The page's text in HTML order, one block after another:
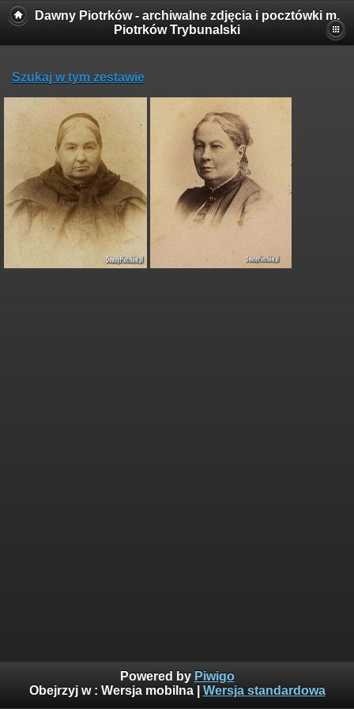
Dawny Piotrków - archiwalne zdjęcia i pocztówki m.
Piotrków Trybunalski
Szukaj w tym zestawie
Powered by Piwigo
Obejrzyj w : Wersja mobilna| Wersja standardowa